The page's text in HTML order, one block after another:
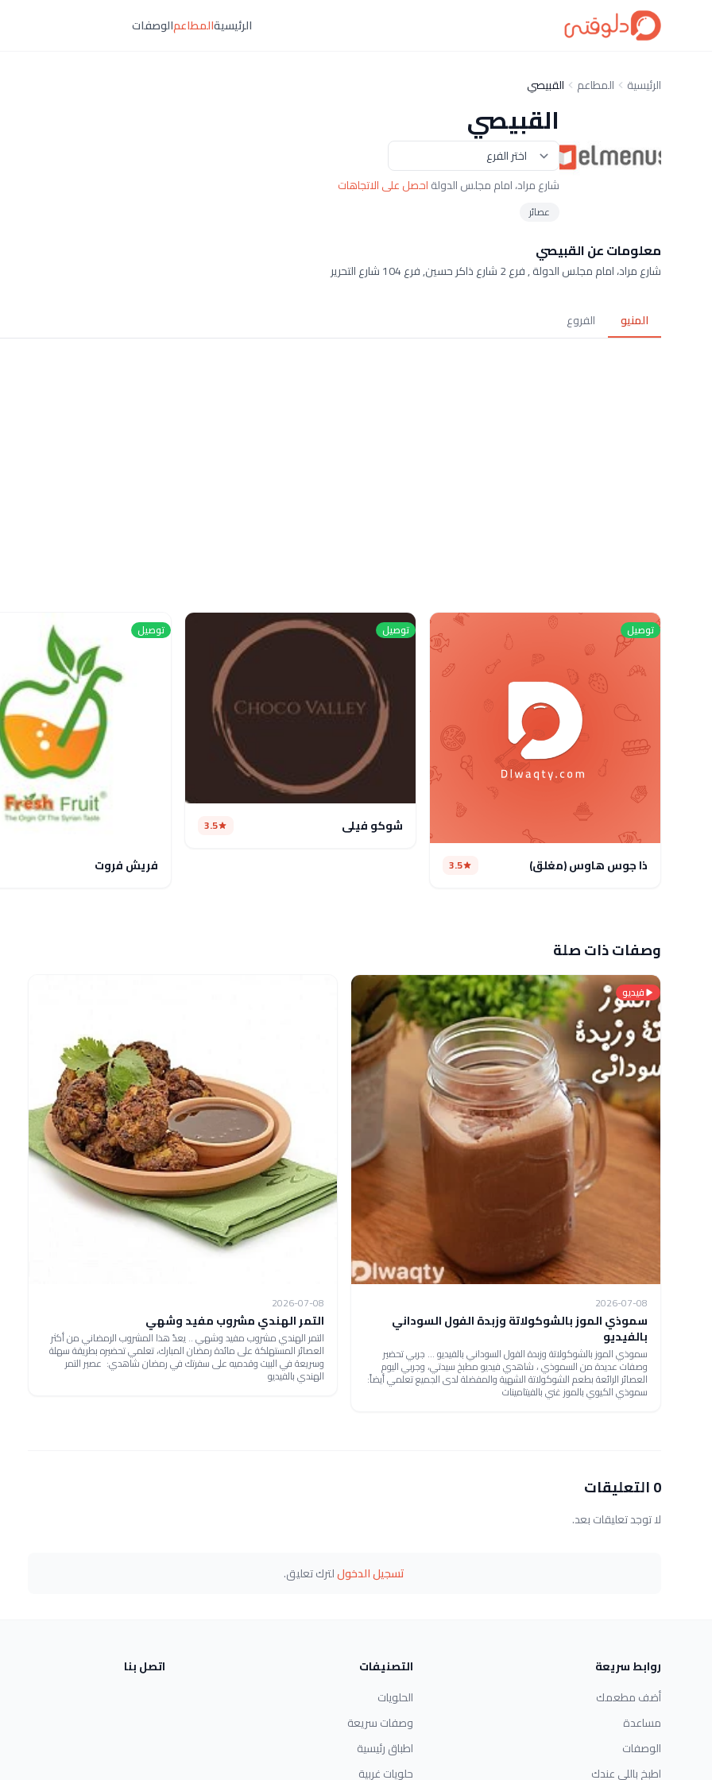
الرئيسيةالمطاعمالوصفات
الرئيسية المطاعم القبيصي
القبيصي
شارع مراد، امام مجلس الدولةاحصل على الاتجاهات
عصائر
معلومات عن القبيصي
شارع مراد، امام مجلس الدولة , فرع 2 شارع ذاكر حسين, فرع 104 شارع التحرير
المنيو الفروع
توصيل
ذا جوس هاوس (مغلق) 3.5
توصيل
شوكو فيلى 3.5
توصيل
فريش فروت
وصفات ذات صلة
فيديو
2026-07-08
سموذي الموز بالشوكولاتة وزبدة الفول السوداني
بالفيديو
سموذي الموز بالشوكولاتة وزبدة الفول السوداني بالفيديو ... جربي تحضير
وصفات عديدة من السموذي ، شاهدي فيديو مطبخ سيدتي، وجربي اليوم
العصائر الرائعة بطعم الشوكولاتة الشهية والمفضلة لدى الجميع تعلمي أيضاً:
سموذي الكيوي بالموز غني بالفيتامينات
2026-07-08
التمر الهندي مشروب مفيد وشهي
التمر الهندي مشروب مفيد وشهي .. يعدّ هذا المشروب الرمضاني من أكثر
العصائر المستهلكة على مائدة رمضان المبارك، تعلمي تحضيره بطريقة سهلة
وسريعة في البيت وقدميه على سفرتك في رمضان شاهدي: عصير التمر
الهندي بالفيديو
0 التعليقات
لا توجد تعليقات بعد.
تسجيل الدخوللترك تعليق.
روابط سريعة
أضف مطعمك
مساعدة
الوصفات
اطبخ باللي عندك
التصنيفات
الحلويات
وصفات سريعة
اطباق رئيسية
حلويات غربية
اتصل بنا